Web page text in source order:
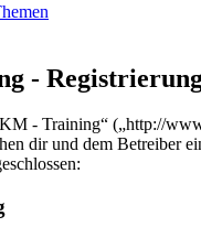
-
- Training“ („http://
dir und dem Betreiber